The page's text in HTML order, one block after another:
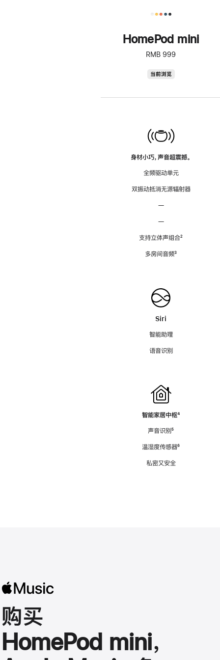
HomePod mini
RMB 999
当前浏览
身材小巧，声音超震撼。
全频驱动单元
双振动抵消无源辐射器
—
—
支持立体声组合脚
²
多房间音频脚
³
Siri
智能助理
语音识别
智能家居中枢脚
⁴
声音识别脚
⁵
温湿度传感器脚
⁶
私密又安全
购买
HomePod mini，